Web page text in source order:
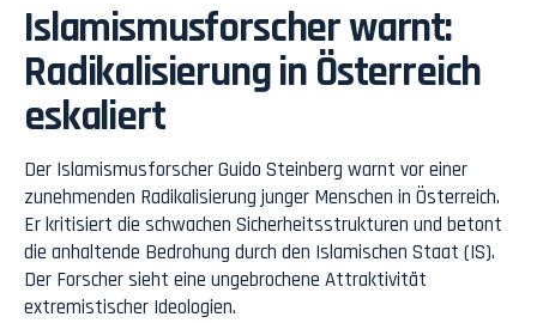
Islamismusforscher warnt:
Radikalisierung in Österreich
eskaliert
Der Islamismusforscher Guido Steinberg warnt vor einer
zunehmenden Radikalisierung junger Menschen in Österreich.
Er kritisiert die schwachen Sicherheitsstrukturen und betont
die anhaltende Bedrohung durch den Islamischen Staat (IS).
Der Forscher sieht eine ungebrochene Attraktivität
extremistischer Ideologien.